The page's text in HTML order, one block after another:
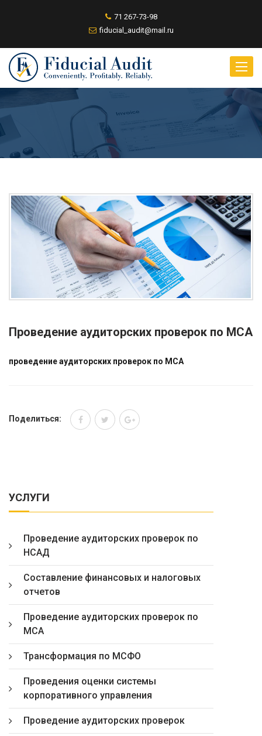
71 267-73-98
fiducial_audit@mail.ru
Toggle
Проведение аудиторских проверок по МСА
проведение аудиторских проверок по МСА
Поделиться:
УСЛУГИ
Проведение аудиторских проверок по
НСАД
Составление финансовых и налоговых
отчетов
Проведение аудиторских проверок по
МСА
Трансформация по МСФО
Проведения оценки системы
корпоративного управления
Проведение аудиторских проверок